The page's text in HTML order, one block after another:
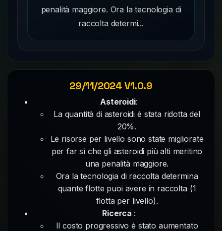
penalità maggiore. Ora la tecnologia di
raccolta determi...
29/11/2024 V1.0.9
Asteroidi:
La quantità di asteroidi è stata ridotta del
20%.
Le risorse per livello sono state migliorate
per far sì che gli asteroidi più alti meritino
una penalità maggiore.
Ora la tecnologia di raccolta determina
quante flotte puoi avere in raccolta (1
flotta per livello).
Ricerca :
Il costo progressivo è stato aumentato